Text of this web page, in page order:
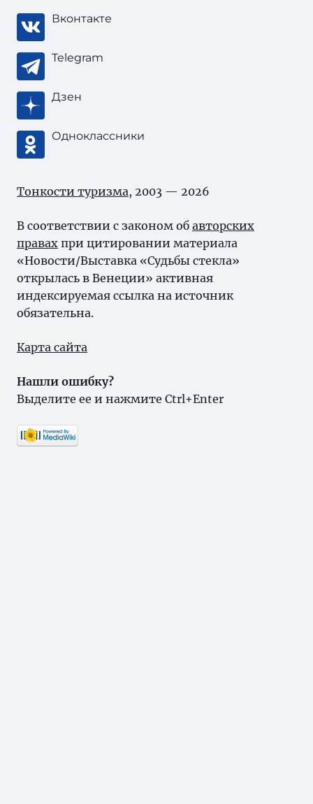
Вконтакте
Telegram
Дзен
Одноклассники
Тонкости туризма, 2003 — 2026
В соответствии с законом об авторских
правах при цитировании материала
«Новости/Выставка «Судьбы стекла»
открылась в Венеции» активная
индексируемая ссылка на источник
обязательна.
Карта сайта
Нашли ошибку?
Выделите ее и нажмите Ctrl+Enter